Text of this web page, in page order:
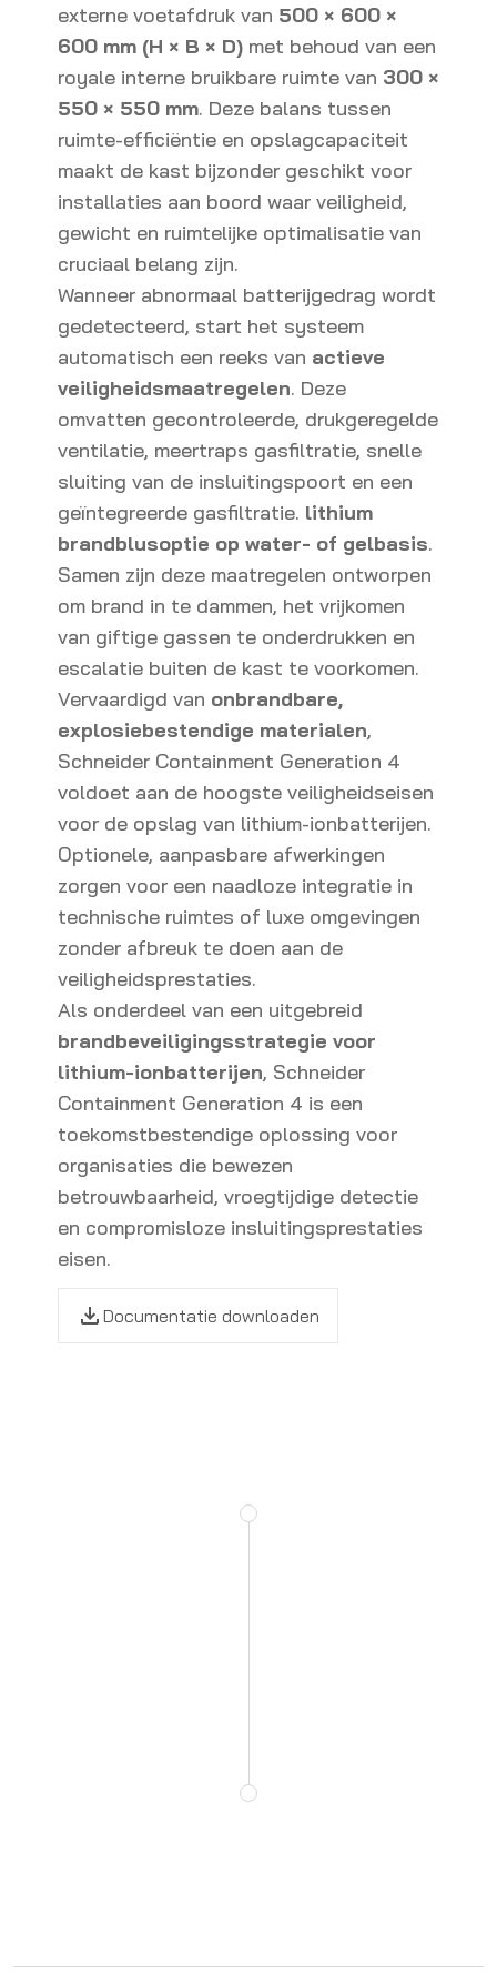
externe voetafdruk van 500 × 600 ×
600 mm (H × B × D) met behoud van een
royale interne bruikbare ruimte van 300 ×
550 × 550 mm. Deze balans tussen
ruimte-efficiëntie en opslagcapaciteit
maakt de kast bijzonder geschikt voor
installaties aan boord waar veiligheid,
gewicht en ruimtelijke optimalisatie van
cruciaal belang zijn.
Wanneer abnormaal batterijgedrag wordt
gedetecteerd, start het systeem
automatisch een reeks van actieve
veiligheidsmaatregelen. Deze
omvatten gecontroleerde, drukgeregelde
ventilatie, meertraps gasfiltratie, snelle
sluiting van de insluitingspoort en een
geïntegreerde gasfiltratie. lithium
brandblusoptie op water- of gelbasis.
Samen zijn deze maatregelen ontworpen
om brand in te dammen, het vrijkomen
van giftige gassen te onderdrukken en
escalatie buiten de kast te voorkomen.
Vervaardigd van onbrandbare,
explosiebestendige materialen,
Schneider Containment Generation 4
voldoet aan de hoogste veiligheidseisen
voor de opslag van lithium-ionbatterijen.
Optionele, aanpasbare afwerkingen
zorgen voor een naadloze integratie in
technische ruimtes of luxe omgevingen
zonder afbreuk te doen aan de
veiligheidsprestaties.
Als onderdeel van een uitgebreid
brandbeveiligingsstrategie voor
lithium-ionbatterijen, Schneider
Containment Generation 4 is een
toekomstbestendige oplossing voor
organisaties die bewezen
betrouwbaarheid, vroegtijdige detectie
en compromisloze insluitingsprestaties
eisen.
Documentatie downloaden